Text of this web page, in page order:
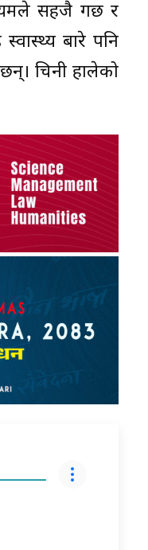
सहजै गर्छ र
बारे पनि
चिनी हालेको